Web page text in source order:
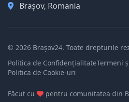
Brașov, Romania
© 2026 Brașov24. Toate drepturile
Politica de ConfidențialitateTermeni
Politica de Cookie-uri
Făcut cu
pentru comunitatea din